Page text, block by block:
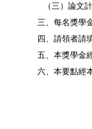
（三）論文
三、每名獎學
四、請領者請
五、本獎學金
六、本要點經